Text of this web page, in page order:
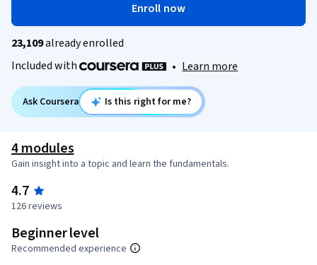
Enroll now
23,109already enrolled
Included with
• Learn more
Ask Coursera Is this right for me?
4 modules
Gain insight into a topic and learn the fundamentals.
4.7
126 reviews
Beginner level
Recommended experience